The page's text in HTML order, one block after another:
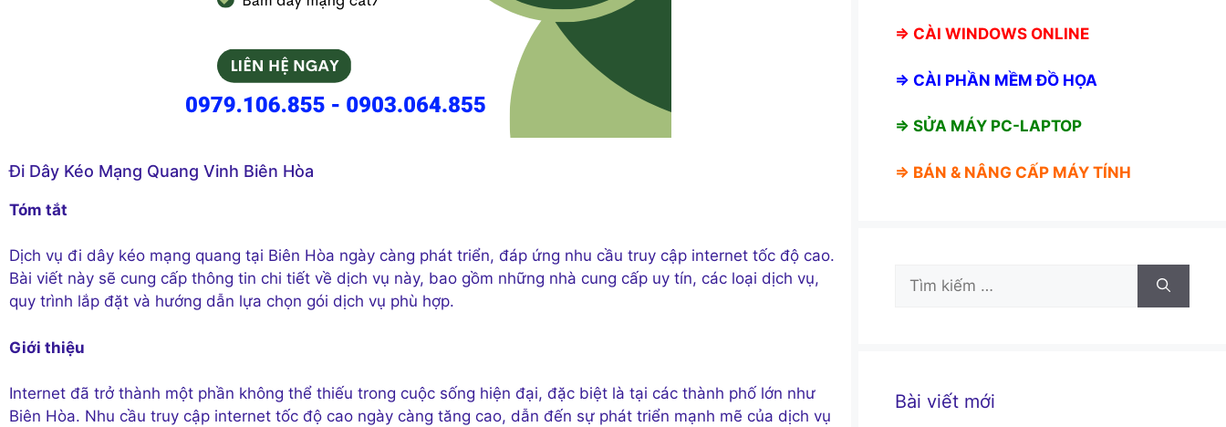
Đi Dây Kéo Mạng Quang Vinh Biên Hòa
Tóm tắt
Dịch vụ đi dây kéo mạng quang tại Biên Hòa ngày càng phát triển, đáp ứng nhu cầu truy cập internet tốc độ cao.
Bài viết này sẽ cung cấp thông tin chi tiết về dịch vụ này, bao gồm những nhà cung cấp uy tín, các loại dịch vụ,
quy trình lắp đặt và hướng dẫn lựa chọn gói dịch vụ phù hợp.
Giới thiệu
Internet đã trở thành một phần không thể thiếu trong cuộc sống hiện đại, đặc biệt là tại các thành phố lớn như
Biên Hòa. Nhu cầu truy cập internet tốc độ cao ngày càng tăng cao, dẫn đến sự phát triển mạnh mẽ của dịch vụ
⇒ CÀI WINDOWS ONLINE
⇒ CÀI PHẦN MỀM ĐỒ HỌA
⇒ SỬA MÁY PC-LAPTOP
⇒ BÁN & NÂNG CẤP MÁY TÍNH
Tìm
kiếm
Bài viết mới